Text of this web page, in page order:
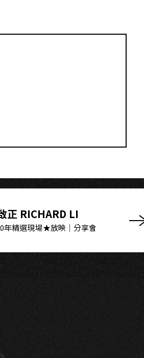
正 RICHARD LI
年精選現場★放映｜分享會